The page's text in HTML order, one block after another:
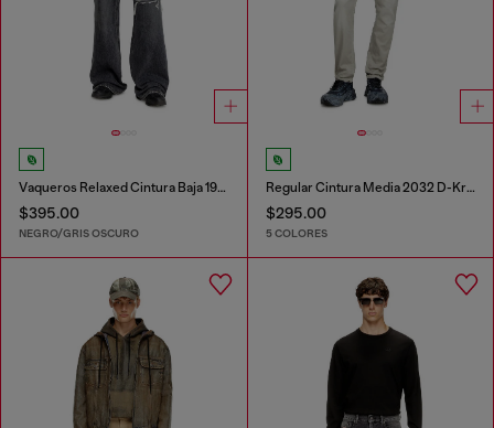
Vaqueros Relaxed Cintura Baja 1996 D-Sire
$395.00
NEGRO/GRIS OSCURO
Regular Cintura Media 2032 D-Krooley Joggjeans®
$295.00
5 COLORES